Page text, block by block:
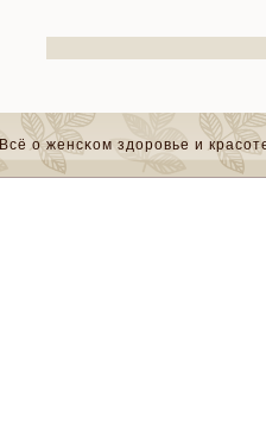
Всё о женсκом здоровье и